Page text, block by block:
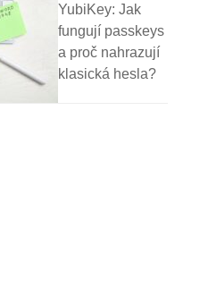
YubiKey: Jak
fungují passkeys
a proč nahrazují
klasická hesla?